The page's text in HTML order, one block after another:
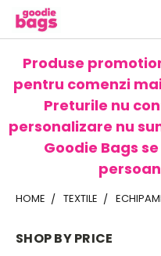
Produse
pentru comenzi
Preturile nu
personalizare nu
Goodie Bags
HOME TEXTILE
SHOP BY PRICE